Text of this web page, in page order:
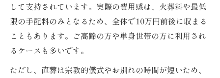
して支持されています。実際の費用感は、火葬料や最低
限の手配料のみとなるため、全体で10万円前後に収まる
こともあります。ご高齢の方や単身世帯の方に利用され
るケースも多いです。
ただし、直葬は宗教的儀式やお別れの時間が短いため、